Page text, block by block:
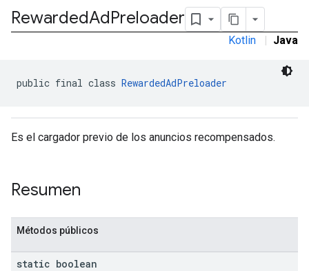
RewardedAdPreloader
Kotlin | Java
public final class RewardedAdPreloader
Es el cargador previo de los anuncios recompensados.
Resumen
Métodos públicos
static boolean